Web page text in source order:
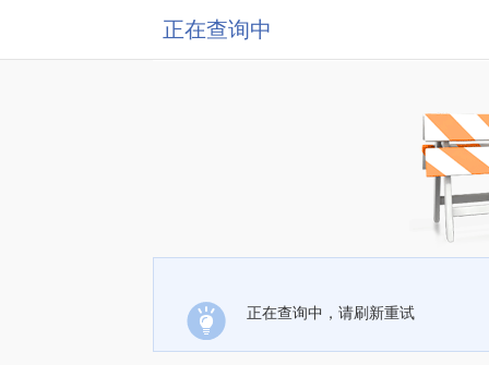
正在查询中
正在查询中，请刷新重试